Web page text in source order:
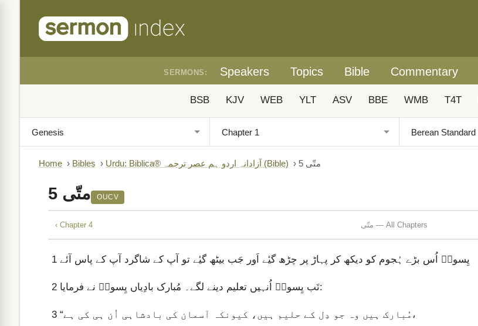
SERMONS: Speakers Topics Bible Commentary
BSB KJV WEB YLT ASV BBE WMB T4T
Home › Bibles › Urdu: Biblica® آزادانہ اردو ہم عصر ترجمہ (Bible) › متّی 5
متّی 5 OUCV
‹ Chapter 4 متّی — All Chapters
1 یِسوعؔ اُس بڑے ہُجوم کو دیکھ کر پہاڑ پر چڑھ گیٔے اَور جَب بیٹھ گیٔے تو آپ کے شاگرد آپ کے پاس آئے
2 تَب یِسوعؔ اُنہیں تعلیم دینے لگے۔ مُبارک بادِیاں یِسوعؔ نے فرمایا:
3 “مُبارک ہیں وہ جو دِل کے حلیم ہیں، کیونکہ آسمان کی بادشاہی اُن ہی کی ہے،